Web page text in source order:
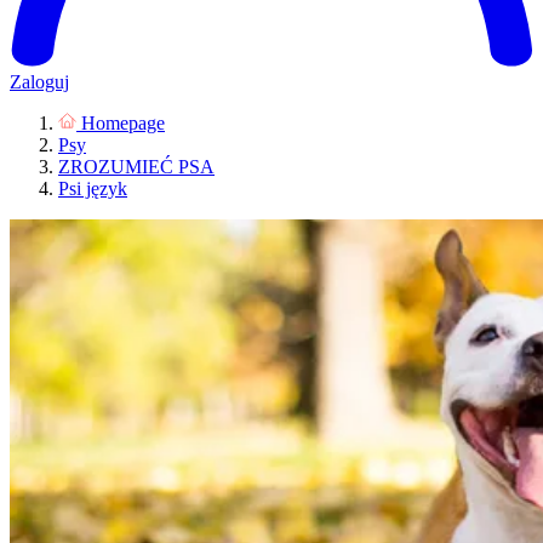
Zaloguj
Homepage
Psy
ZROZUMIEĆ PSA
Psi język